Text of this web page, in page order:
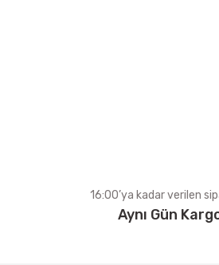
16:00’ya kadar verilen
Aynı Gün